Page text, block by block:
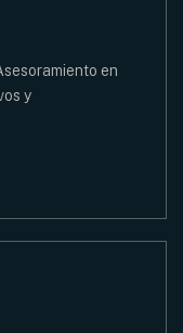
en
y